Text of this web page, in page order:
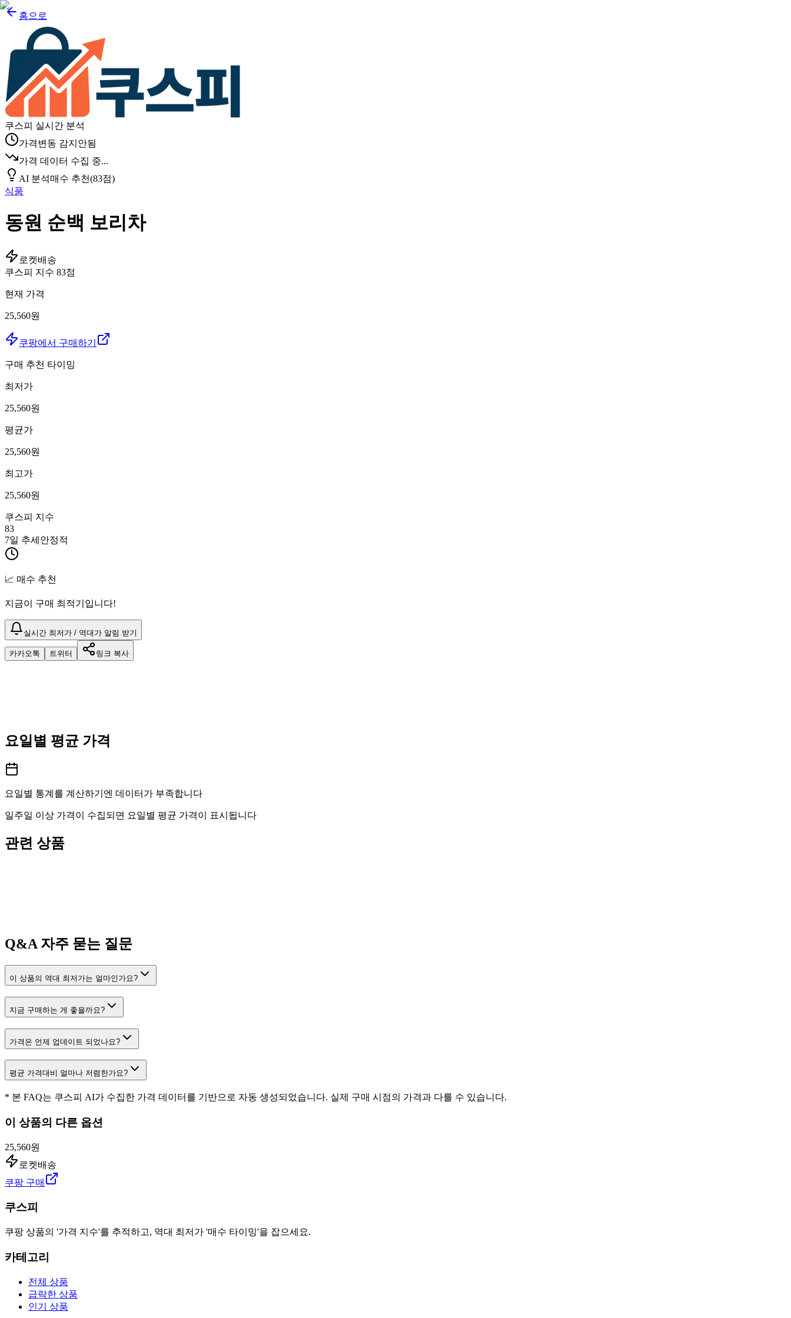
홈으로
쿠스피 실시간 분석
가격변동 감지안됨
가격 데이터 수집 중...
AI 분석매수 추천(83점)
식품
동원 순백 보리차
로켓배송
쿠스피 지수 83점
현재 가격
25,560원
쿠팡에서 구매하기
구매 추천 타이밍
최저가
25,560원
평균가
25,560원
최고가
25,560원
쿠스피 지수
83
7일 추세 안정적
📈 매수 추천
지금이 구매 최적기입니다!
실시간 최저가 / 역대가 알림 받기
카카오톡 트위터 링크 복사
요일별 평균 가격
요일별 통계를 계산하기엔 데이터가 부족합니다
일주일 이상 가격이 수집되면 요일별 평균 가격이 표시됩니다
관련 상품
Q&A자주 묻는 질문
이 상품의 역대 최저가는 얼마인가요?
지금 구매하는 게 좋을까요?
가격은 언제 업데이트 되었나요?
평균 가격대비 얼마나 저렴한가요?
* 본 FAQ는 쿠스피 AI가 수집한 가격 데이터를 기반으로 자동 생성되었습니다. 실제 구매 시점의 가격과 다를 수 있습니다.
이 상품의 다른 옵션
25,560원
로켓배송
쿠팡 구매
쿠스피
쿠팡 상품의 '가격 지수'를 추적하고, 역대 최저가 '매수 타이밍'을 잡으세요.
카테고리
전체 상품
급락한 상품
인기 상품